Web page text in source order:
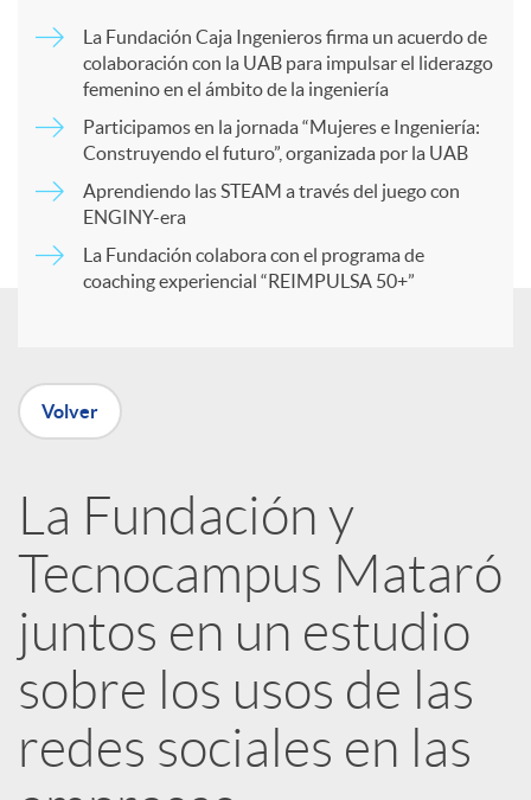
t
r
n
R
e
d
La Fundación Caja Ingenieros firma un acuerdo de
colaboración con la UAB para impulsar el liderazgo
femenino en el ámbito de la ingeniería
Participamos en la jornada “Mujeres e Ingeniería:
Construyendo el futuro”, organizada por la UAB
Aprendiendo las STEAM a través del juego con
ENGINY-era
La Fundación colabora con el programa de
coaching experiencial “REIMPULSA 50+”
Volver
La Fundación y
Tecnocampus Mataró
juntos en un estudio
sobre los usos de las
redes sociales en las